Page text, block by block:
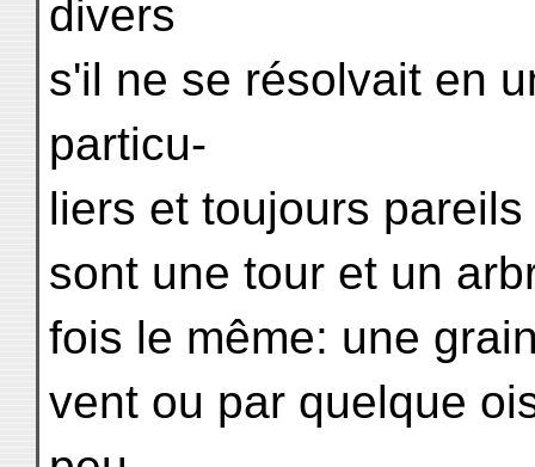
divers
s'il ne se résolvait en
particu-
liers et toujours
sont une tour et un
fois le même: une
vent ou par quelque